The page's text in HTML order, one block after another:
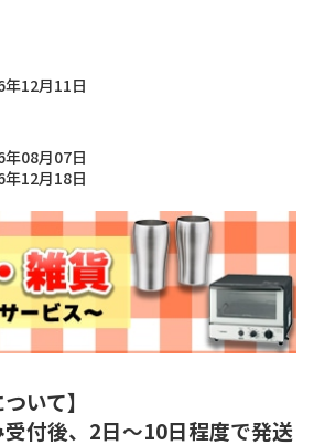
12月11日
08月07日
12月18日
いて】
付後、2日～10日程度で発送